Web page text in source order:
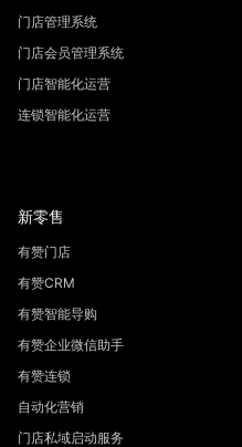
门店管理系统
门店会员管理系统
门店智能化运营
连锁智能化运营
新零售
有赞门店
有赞CRM
有赞智能导购
有赞企业微信助手
有赞连锁
自动化营销
门店私域启动服务